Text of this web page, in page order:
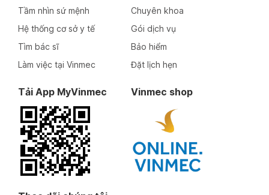
Tầm nhìn sứ mệnh
Hệ thống cơ sở y tế
Tìm bác sĩ
Làm việc tại Vinmec
Chuyên khoa
Gói dịch vụ
Bảo hiểm
Đặt lịch hẹn
Tải App MyVinmec Vinmec shop